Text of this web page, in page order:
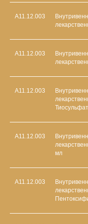
А11.12.003
А11.12.003
А11.12.003
А11.12.003
мл
А11.12.003